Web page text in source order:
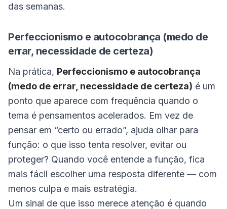
das semanas.
Perfeccionismo e autocobrança (medo de
errar, necessidade de certeza)
Na prática, Perfeccionismo e autocobrança
(medo de errar, necessidade de certeza) é um
ponto que aparece com frequência quando o
tema é pensamentos acelerados. Em vez de
pensar em “certo ou errado”, ajuda olhar para
função: o que isso tenta resolver, evitar ou
proteger? Quando você entende a função, fica
mais fácil escolher uma resposta diferente — com
menos culpa e mais estratégia.
Um sinal de que isso merece atenção é quando